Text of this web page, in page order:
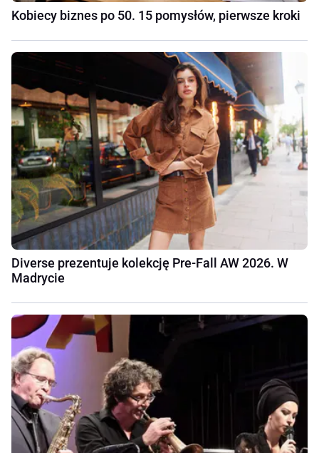
Kobiecy biznes po 50. 15 pomysłów, pierwsze kroki
Diverse prezentuje kolekcję Pre-Fall AW 2026. W
Madrycie